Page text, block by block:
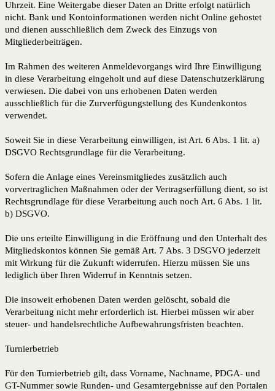
Uhrzeit. Eine Weitergabe dieser Daten an Dritte erfolgt natürlich
nicht. Bank und Kontoinformationen werden nicht Online gehostet
und dienen ausschließlich dem Zweck des Einzugs von
Mitgliederbeiträgen.
Im Rahmen des weiteren Anmeldevorgangs wird Ihre Einwilligung
in diese Verarbeitung eingeholt und auf diese Datenschutzerklärung
verwiesen. Die dabei von uns erhobenen Daten werden
ausschließlich für die Zurverfügungstellung des Kundenkontos
verwendet.
Soweit Sie in diese Verarbeitung einwilligen, ist Art. 6 Abs. 1 lit. a)
DSGVO Rechtsgrundlage für die Verarbeitung.
Sofern die Anlage eines Vereinsmitgliedes zusätzlich auch
vorvertraglichen Maßnahmen oder der Vertragserfüllung dient, so ist
Rechtsgrundlage für diese Verarbeitung auch noch Art. 6 Abs. 1 lit.
b) DSGVO.
Die uns erteilte Einwilligung in die Eröffnung und den Unterhalt des
Mitgliedskontos können Sie gemäß Art. 7 Abs. 3 DSGVO jederzeit
mit Wirkung für die Zukunft widerrufen. Hierzu müssen Sie uns
lediglich über Ihren Widerruf in Kenntnis setzen.
Die insoweit erhobenen Daten werden gelöscht, sobald die
Verarbeitung nicht mehr erforderlich ist. Hierbei müssen wir aber
steuer- und handelsrechtliche Aufbewahrungsfristen beachten.
Turnierbetrieb
Für den Turnierbetrieb gilt, dass Vorname, Nachname, PDGA- und
GT-Nummer sowie Runden- und Gesamtergebnisse auf den Portalen